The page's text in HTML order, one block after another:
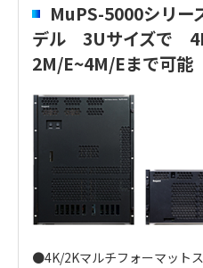
MuPS-5000シリー
デル 3Uサイズで
2M/E~4M/Eまで可能
●4K/2Kマルチフォーマット